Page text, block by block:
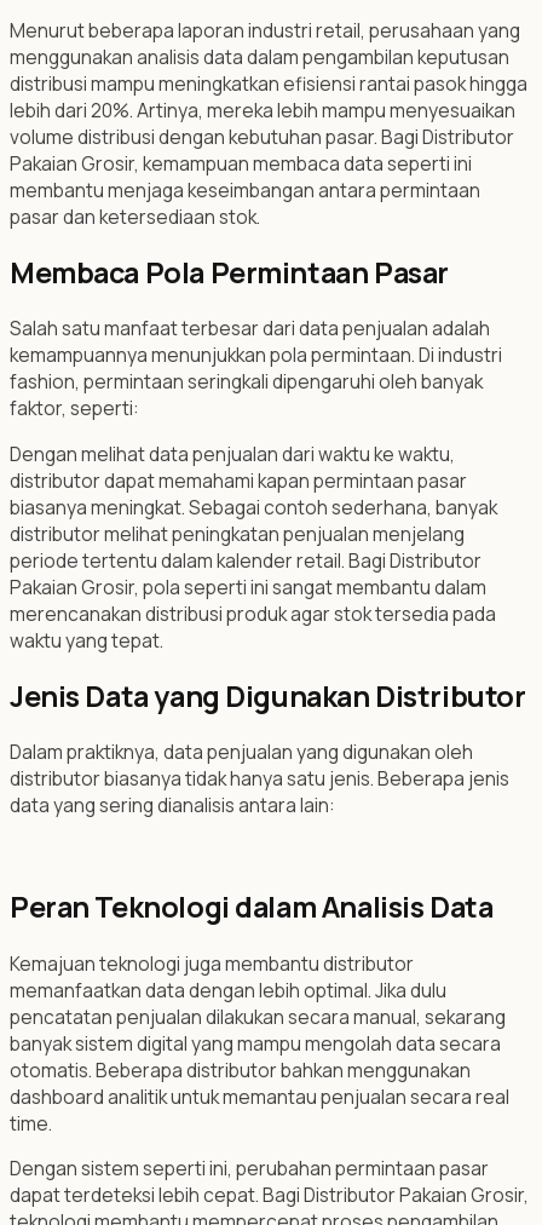
Menurut beberapa laporan industri retail, perusahaan yang
menggunakan analisis data dalam pengambilan keputusan
distribusi mampu meningkatkan efisiensi rantai pasok hingga
lebih dari 20%. Artinya, mereka lebih mampu menyesuaikan
volume distribusi dengan kebutuhan pasar. Bagi Distributor
Pakaian Grosir, kemampuan membaca data seperti ini
membantu menjaga keseimbangan antara permintaan
pasar dan ketersediaan stok.
Membaca Pola Permintaan Pasar
Salah satu manfaat terbesar dari data penjualan adalah
kemampuannya menunjukkan pola permintaan. Di industri
fashion, permintaan seringkali dipengaruhi oleh banyak
faktor, seperti:
Dengan melihat data penjualan dari waktu ke waktu,
distributor dapat memahami kapan permintaan pasar
biasanya meningkat. Sebagai contoh sederhana, banyak
distributor melihat peningkatan penjualan menjelang
periode tertentu dalam kalender retail. Bagi Distributor
Pakaian Grosir, pola seperti ini sangat membantu dalam
merencanakan distribusi produk agar stok tersedia pada
waktu yang tepat.
Jenis Data yang Digunakan Distributor
Dalam praktiknya, data penjualan yang digunakan oleh
distributor biasanya tidak hanya satu jenis. Beberapa jenis
data yang sering dianalisis antara lain:
Peran Teknologi dalam Analisis Data
Kemajuan teknologi juga membantu distributor
memanfaatkan data dengan lebih optimal. Jika dulu
pencatatan penjualan dilakukan secara manual, sekarang
banyak sistem digital yang mampu mengolah data secara
otomatis. Beberapa distributor bahkan menggunakan
dashboard analitik untuk memantau penjualan secara real
time.
Dengan sistem seperti ini, perubahan permintaan pasar
dapat terdeteksi lebih cepat. Bagi Distributor Pakaian Grosir,